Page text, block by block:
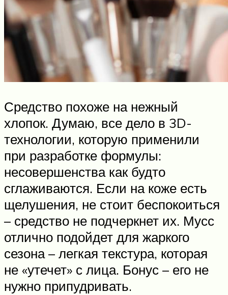
Средство похоже на нежный
хлопок. Думаю, все дело в 3D-
технологии, которую применили
при разработке формулы:
несовершенства как будто
сглаживаются. Если на коже есть
щелушения, не стоит беспокоиться
– средство не подчеркнет их. Мусс
отлично подойдет для жаркого
сезона – легкая текстура, которая
не «утечет» с лица. Бонус – его не
нужно припудривать.